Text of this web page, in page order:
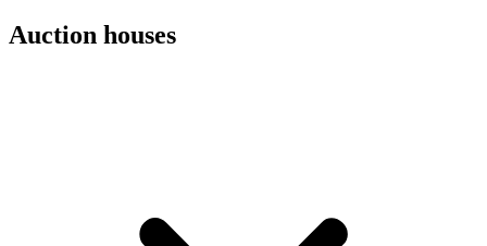
Auction houses